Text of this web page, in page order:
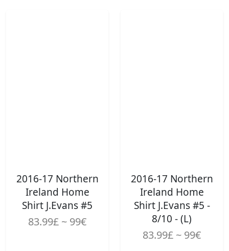
2016-17 Northern
Ireland Home
Shirt J.Evans #5
83.99£ ~ 99€
2016-17 Northern
Ireland Home
Shirt J.Evans #5 -
8/10 - (L)
83.99£ ~ 99€